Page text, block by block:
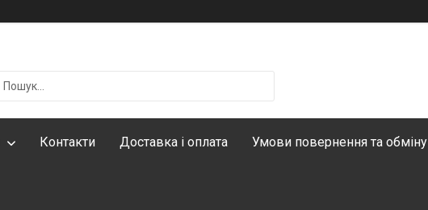
Контакти Доставка і оплата Умови повернення та обміну